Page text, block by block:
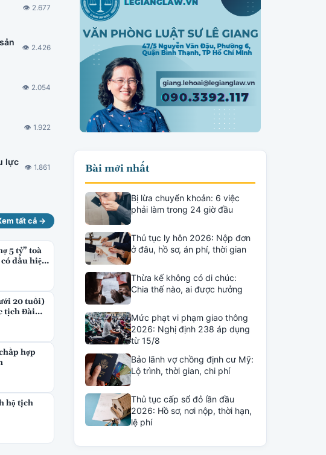
👁 2.677
👁 2.426
👁 2.054
👁 1.922
lực
👁 1.861
tất cả →
5 tỷ” toà
dấu hiệu
sản
20 tuổi)
tịch Đài
hợp
hộ tịch
Bài mới nhất
Bị lừa chuyển khoản: 6 việc
phải làm trong 24 giờ đầu
Thủ tục ly hôn 2026: Nộp đơn
ở đâu, hồ sơ, án phí, thời gian
Thừa kế không có di chúc:
Chia thế nào, ai được hưởng
Mức phạt vi phạm giao thông
2026: Nghị định 238 áp dụng
từ 15/8
Bảo lãnh vợ chồng định cư Mỹ:
Lộ trình, thời gian, chi phí
Thủ tục cấp sổ đỏ lần đầu
2026: Hồ sơ, nơi nộp, thời hạn,
lệ phí